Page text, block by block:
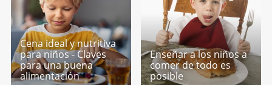
Cena ideal y nutritiva
para niños - Claves
para una buena
alimentación
Enseñar a los niños a
comer de todo es
posible